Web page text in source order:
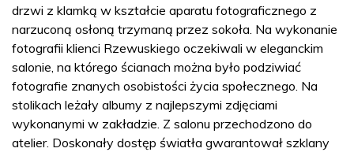
drzwi z klamką w kształcie aparatu fotograficznego z
narzuconą osłoną trzymaną przez sokoła. Na wykonanie
fotografii klienci Rzewuskiego oczekiwali w eleganckim
salonie, na którego ścianach można było podziwiać
fotografie znanych osobistości życia społecznego. Na
stolikach leżały albumy z najlepszymi zdjęciami
wykonanymi w zakładzie. Z salonu przechodzono do
atelier. Doskonały dostęp światła gwarantował szklany